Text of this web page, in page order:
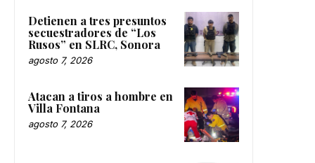
Detienen a tres presuntos
secuestradores de “Los
Rusos” en SLRC, Sonora
agosto 7, 2026
Atacan a tiros a hombre en
Villa Fontana
agosto 7, 2026